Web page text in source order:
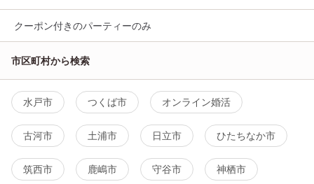
クーポン付きのパーティーのみ
市区町村から検索
水戸市 つくば市 オンライン婚活
古河市 土浦市 日立市 ひたちなか市
筑西市 鹿嶋市 守谷市 神栖市